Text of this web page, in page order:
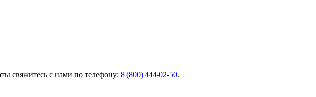
свяжитесь с нами по телефону: 8 (800) 444‑02‑50.